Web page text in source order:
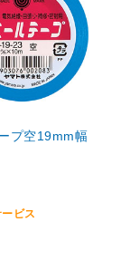
プ空19mm幅
ビス